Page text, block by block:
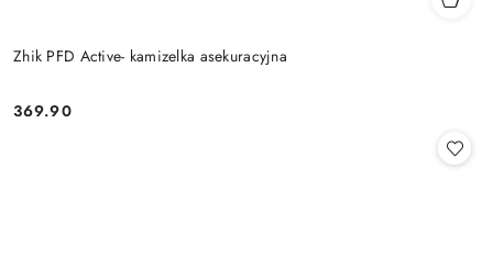
Zhik PFD Active- kamizelka asekuracyjna
Cena:
369.90